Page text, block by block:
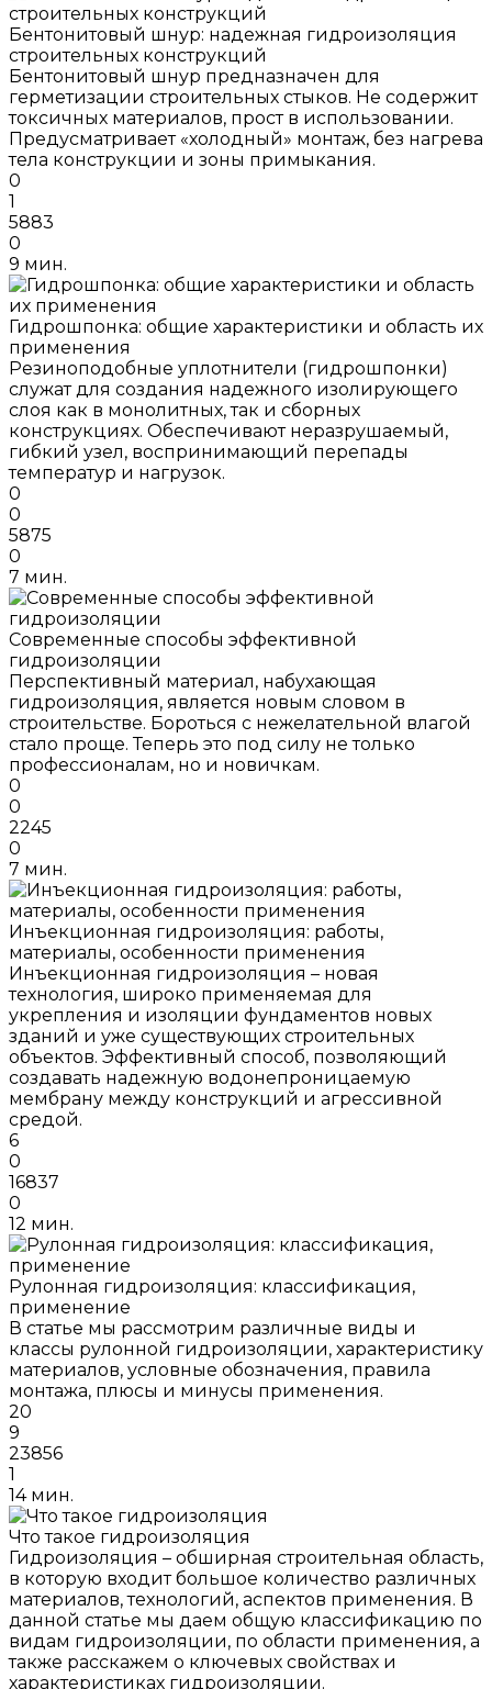
Бентонитовый шнур: надежная гидроизоляция
строительных конструкций
Бентонитовый шнур предназначен для
герметизации строительных стыков. Не содержит
токсичных материалов, прост в использовании.
Предусматривает «холодный» монтаж, без нагрева
тела конструкции и зоны примыкания.
0
1
5883
0
9 мин.
Гидрошпонка: общие характеристики и область их
применения
Резиноподобные уплотнители (гидрошпонки)
служат для создания надежного изолирующего
слоя как в монолитных, так и сборных
конструкциях. Обеспечивают неразрушаемый,
гибкий узел, воспринимающий перепады
температур и нагрузок.
0
0
5875
0
7 мин.
Современные способы эффективной
гидроизоляции
Перспективный материал, набухающая
гидроизоляция, является новым словом в
строительстве. Бороться с нежелательной влагой
стало проще. Теперь это под силу не только
профессионалам, но и новичкам.
0
0
2245
0
7 мин.
Инъекционная гидроизоляция: работы,
материалы, особенности применения
Инъекционная гидроизоляция – новая
технология, широко применяемая для
укрепления и изоляции фундаментов новых
зданий и уже существующих строительных
объектов. Эффективный способ, позволяющий
создавать надежную водонепроницаемую
мембрану между конструкций и агрессивной
средой.
6
0
16837
0
12 мин.
Рулонная гидроизоляция: классификация,
применение
В статье мы рассмотрим различные виды и
классы рулонной гидроизоляции, характеристику
материалов, условные обозначения, правила
монтажа, плюсы и минусы применения.
20
9
23856
1
14 мин.
Что такое гидроизоляция
Гидроизоляция – обширная строительная область,
в которую входит большое количество различных
материалов, технологий, аспектов применения. В
данной статье мы даем общую классификацию по
видам гидроизоляции, по области применения, а
также расскажем о ключевых свойствах и
характеристиках гидроизоляции.